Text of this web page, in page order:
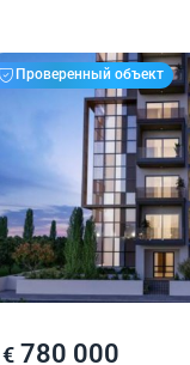
Проверенный объект
€ 780 000